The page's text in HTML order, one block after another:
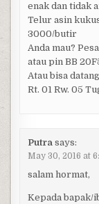
enak dan tidak
Telur asin
3000/butir
Anda mau?
atau pin BB
Atau bisa
Rt. 01 Rw. 05
Putra says:
May 30, 2016 at
salam hormat,
Kepada bapak/